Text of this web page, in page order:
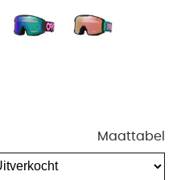
Maattabel